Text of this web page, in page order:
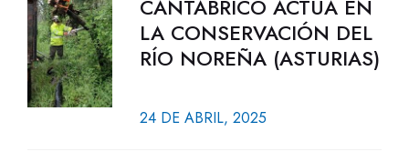
CANTÁBRICO ACTÚA EN
LA CONSERVACIÓN DEL
RÍO NOREÑA (ASTURIAS)
24 DE ABRIL, 2025